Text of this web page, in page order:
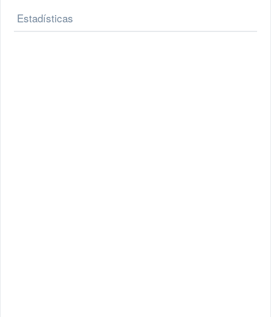
Estadísticas